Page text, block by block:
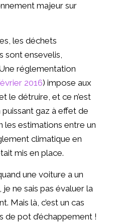
majeur sur
les déchets
sont ensevelis,
réglementation
2016) impose aux
le détruire, et ce n’est
puissant gaz à effet de
les estimations entre un
climatique en
mis en place.
une voiture a un
ne sais pas évaluer la
Mais là, c’est un cas
de pot d’échappement !